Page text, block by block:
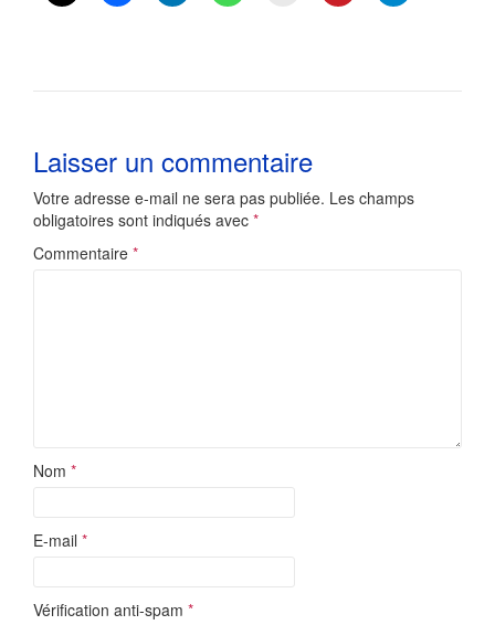
Laisser un commentaire
Votre adresse e-mail ne sera pas publiée. Les champs
obligatoires sont indiqués avec *
Commentaire *
Nom *
E-mail *
Vérification anti-spam *